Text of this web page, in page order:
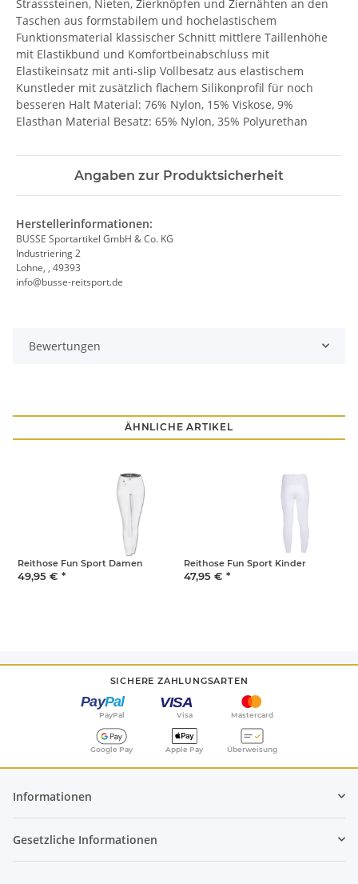
Strasssteinen, Nieten, Zierknöpfen und Ziernähten an den
Taschen aus formstabilem und hochelastischem
Funktionsmaterial klassischer Schnitt mittlere Taillenhöhe
mit Elastikbund und Komfortbeinabschluss mit
Elastikeinsatz mit anti-slip Vollbesatz aus elastischem
Kunstleder mit zusätzlich flachem Silikonprofil für noch
besseren Halt Material: 76% Nylon, 15% Viskose, 9%
Elasthan Material Besatz: 65% Nylon, 35% Polyurethan
Angaben zur Produktsicherheit
Herstellerinformationen:
BUSSE Sportartikel GmbH & Co. KG
Industriering 2
Lohne, , 49393
info@busse-reitsport.de
Bewertungen
ÄHNLICHE ARTIKEL
Reithose Fun Sport Damen
49,95 € *
Reithose Fun Sport Kinder
47,95 € *
SICHERE ZAHLUNGSARTEN
PayPal Visa Mastercard
Google Pay Apple Pay Überweisung
Informationen
Gesetzliche Informationen